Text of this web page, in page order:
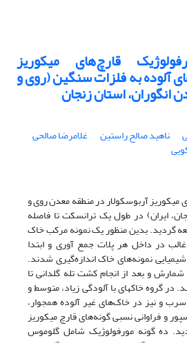
قارچ‌های میکوریز
آلوده به فلزات سنگین (روی و
استان زنجان
ناهید صالح راستین غلامرضا صالحی
میکوریز آربوسکولار در منطقه معدن‌ روی و
ایران) در طول یک ترانسکت تا فاصله
گردید. بدین منظور یک نمونه مرکب خاک
در داخل هر پلات جمع آوری و ابتدا
نمونه‌های خاک اندازه‌گیری شدند.
و بعد از انجام کشت تله گلدانی تا
گروه خاکهای با آلودگی زیاد، متوسط و
و نیز در خاک‌های غیر آلوده همجوار،
و فراوانی نسبی گونه‌های قارچ میکوریز
ده گونه مورفولوژیک شامل گلوموس